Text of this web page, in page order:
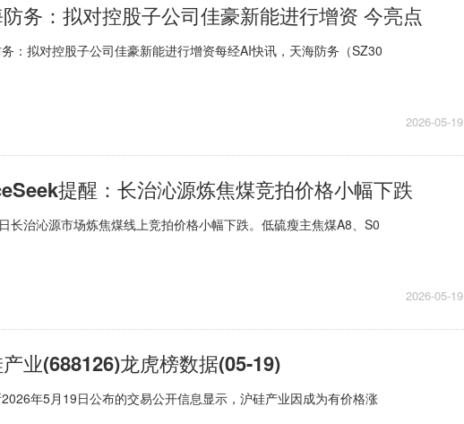
务：拟对控股子公司佳豪新能进行增资 今亮点
：拟对控股子公司佳豪新能进行增资每经AI快讯，天海防务（SZ30
2026-05-19
提醒：长治沁源炼焦煤竞拍价格小幅下跌
长治沁源市场炼焦煤线上竞拍价格小幅下跌。低硫瘦主焦煤A8、S0
2026-05-19
业(688126)龙虎榜数据(05-19)
年5月19日公布的交易公开信息显示，沪硅产业因成为有价格涨